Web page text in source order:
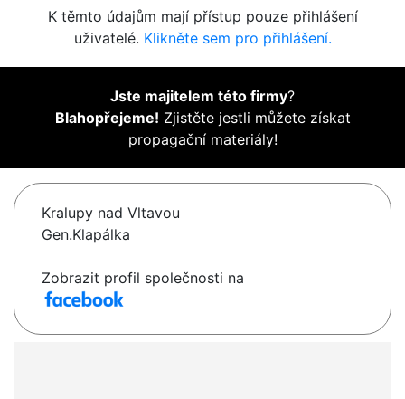
K těmto údajům mají přístup pouze přihlášení
uživatelé. Klikněte sem pro přihlášení.
Jste majitelem této firmy?
Blahopřejeme! Zjistěte jestli můžete získat
propagační materiály!
Kralupy nad Vltavou
Gen.Klapálka
Zobrazit profil společnosti na